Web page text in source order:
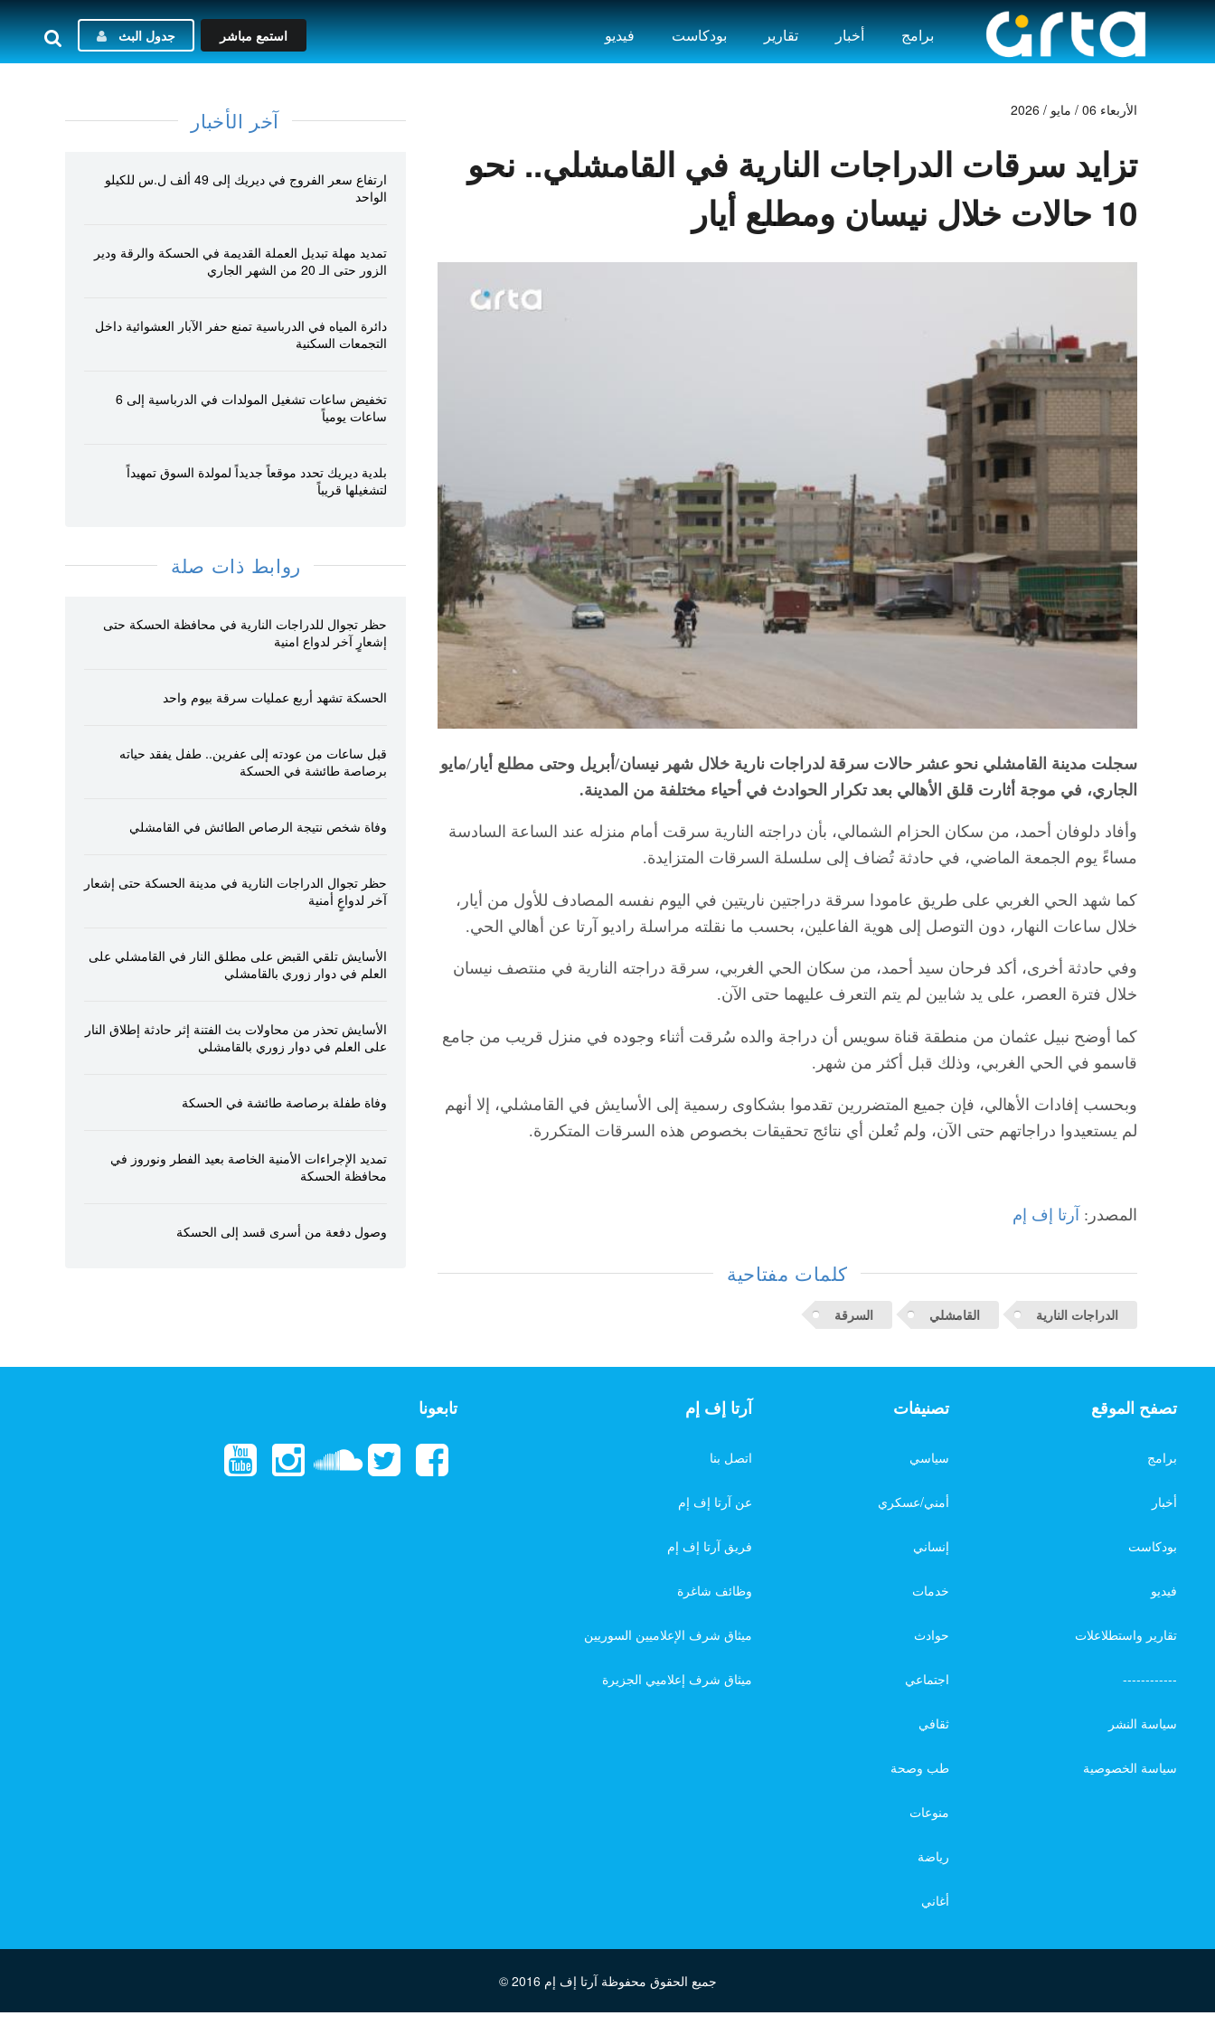
برامج أخبار تقارير بودكاست فيديو جدول البث استمع مباشر
آخر الأخبار
ارتفاع سعر الفروج في ديريك إلى 49 ألف ل.س للكيلو
الواحد
تمديد مهلة تبديل العملة القديمة في الحسكة والرقة ودير
الزور حتى الـ 20 من الشهر الجاري
دائرة المياه في الدرباسية تمنع حفر الآبار العشوائية داخل
التجمعات السكنية
تخفيض ساعات تشغيل المولدات في الدرباسية إلى 6
ساعات يومياً
بلدية ديريك تحدد موقعاً جديداً لمولدة السوق تمهيداً
لتشغيلها قريباً
روابط ذات صلة
حظر تجوال للدراجات النارية في محافظة الحسكة حتى
إشعارٍ آخر لدواع امنية
الحسكة تشهد أربع عمليات سرقة بيوم واحد
قبل ساعات من عودته إلى عفرين.. طفل يفقد حياته
برصاصة طائشة في الحسكة
وفاة شخص نتيجة الرصاص الطائش في القامشلي
حظر تجوال الدراجات النارية في مدينة الحسكة حتى إشعار
آخر لدواعٍ أمنية
الأسايش تلقي القبض على مطلق النار في القامشلي على
العلم في دوار زوري بالقامشلي
الأسايش تحذر من محاولات بث الفتنة إثر حادثة إطلاق النار
على العلم في دوار زوري بالقامشلي
وفاة طفلة برصاصة طائشة في الحسكة
تمديد الإجراءات الأمنية الخاصة بعيد الفطر ونوروز في
محافظة الحسكة
وصول دفعة من أسرى قسد إلى الحسكة
الأربعاء 06 / مايو / 2026
تزايد سرقات الدراجات النارية في القامشلي.. نحو
10 حالات خلال نيسان ومطلع أيار
سجلت مدينة القامشلي نحو عشر حالات سرقة لدراجات نارية خلال شهر نيسان/أبريل وحتى مطلع أيار/مايو
الجاري، في موجة أثارت قلق الأهالي بعد تكرار الحوادث في أحياء مختلفة من المدينة.
وأفاد دلوفان أحمد، من سكان الحزام الشمالي، بأن دراجته النارية سرقت أمام منزله عند الساعة السادسة
مساءً يوم الجمعة الماضي، في حادثة تُضاف إلى سلسلة السرقات المتزايدة.
كما شهد الحي الغربي على طريق عامودا سرقة دراجتين ناريتين في اليوم نفسه المصادف للأول من أيار،
خلال ساعات النهار، دون التوصل إلى هوية الفاعلين، بحسب ما نقلته مراسلة راديو آرتا عن أهالي الحي.
وفي حادثة أخرى، أكد فرحان سيد أحمد، من سكان الحي الغربي، سرقة دراجته النارية في منتصف نيسان
خلال فترة العصر، على يد شابين لم يتم التعرف عليهما حتى الآن.
كما أوضح نبيل عثمان من منطقة قناة سويس أن دراجة والده سُرقت أثناء وجوده في منزل قريب من جامع
قاسمو في الحي الغربي، وذلك قبل أكثر من شهر.
وبحسب إفادات الأهالي، فإن جميع المتضررين تقدموا بشكاوى رسمية إلى الأسايش في القامشلي، إلا أنهم
لم يستعيدوا دراجاتهم حتى الآن، ولم تُعلن أي نتائج تحقيقات بخصوص هذه السرقات المتكررة.
المصدر: آرتا إف إم
كلمات مفتاحية
السرقة القامشلي الدراجات النارية
تصفح الموقع
برامج
أخبار
بودكاست
فيديو
تقارير واستطلاعلات
------------
سياسة النشر
سياسة الخصوصية
تصنيفات
سياسي
أمني/عسكري
إنساني
خدمات
حوادث
اجتماعي
ثقافي
طب وصحة
منوعات
رياضة
أغاني
آرتا إف إم
اتصل بنا
عن آرتا إف إم
فريق آرتا إف إم
وظائف شاغرة
ميثاق شرف الإعلاميين السوريين
ميثاق شرف إعلاميي الجزيرة
تابعونا
© 2016 جميع الحقوق محفوظة آرتا إف إم